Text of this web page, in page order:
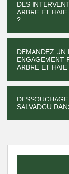
DES
ARBRE ET
?
DEMANDEZ UN
ENGAGEMENT
ARBRE ET HAIE
SALVADOU